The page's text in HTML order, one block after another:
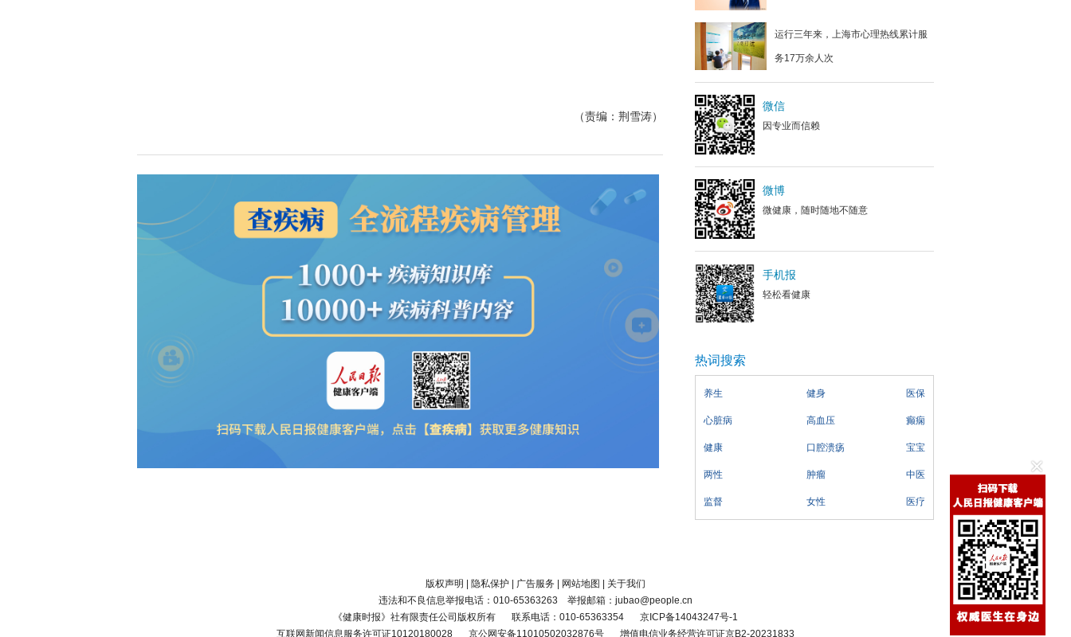
（责编：荆雪涛）
运行三年来，上海市心理热线累计服
务17万余人次
微信
因专业而信赖
微博
微健康，随时随地不随意
手机报
轻松看健康
热词搜索
养生 健身 医保
心脏病 高血压 癫痫
健康 口腔溃疡 宝宝
两性 肿瘤 中医
监督 女性 医疗
版权声明 隐私保护 广告服务 网站地图
关于我们
违法和不良信息举报电话：010-65363263 举报邮箱：jubao@people.cn
《健康时报》社有限责任公司版权所有
联系电话：010-65363354
京ICP备14043247号-1
互联网新闻信息服务许可证10120180028
京公网安备11010502032876号 增值电信业务经营许可证京B2-20231833